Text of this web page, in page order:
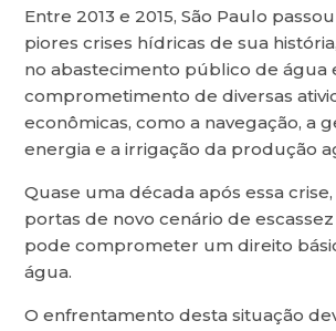
Entre 2013 e 2015, São Paulo
piores crises hídricas de sua
no abastecimento público de água
comprometimento de diversas
econômicas, como a navegação, a
energia e a irrigação da produção
Quase uma década após essa
portas de novo cenário de
pode comprometer um direito
água.
​O enfrentamento desta situação